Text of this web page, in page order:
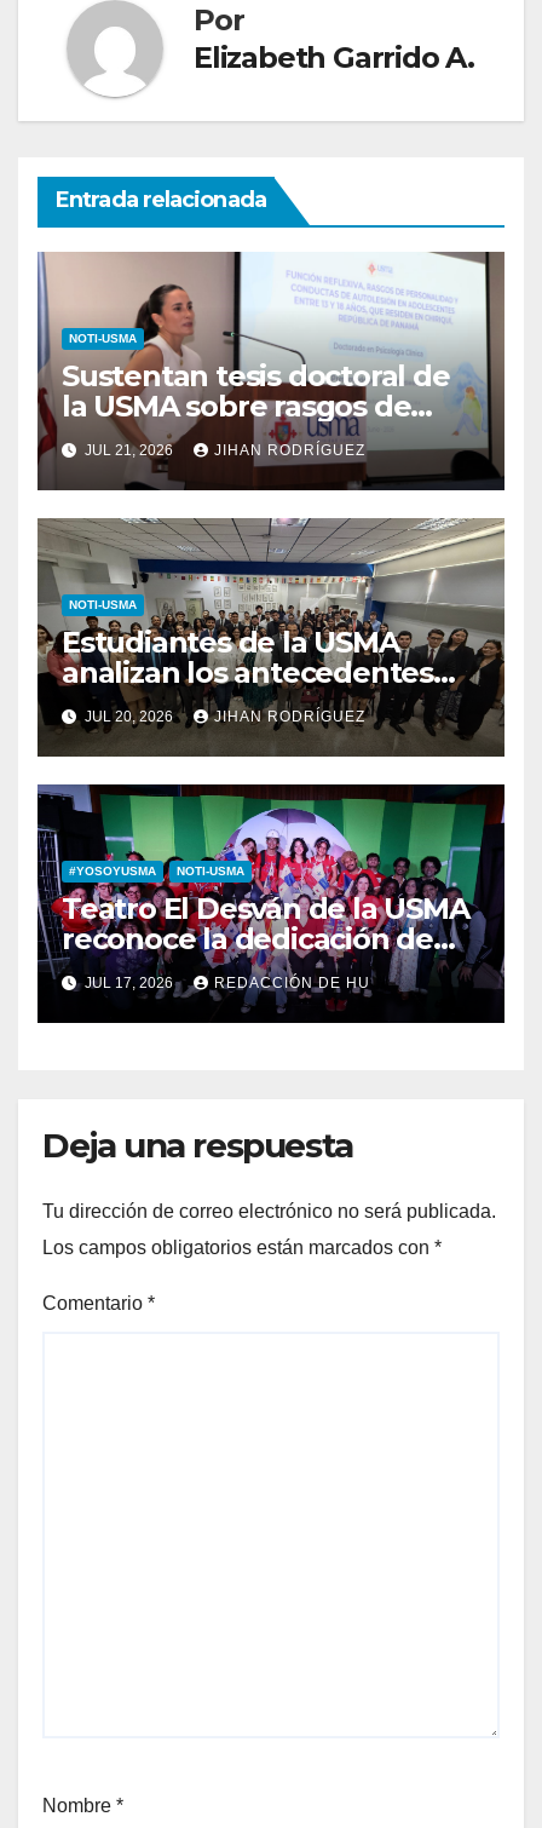
Por
Elizabeth Garrido A.
Entrada relacionada
NOTI-USMA
Sustentan tesis doctoral de
la USMA sobre rasgos de
personalidad y conductas de
autolesión en adolescentes
JUL 21, 2026 JIHAN RODRÍGUEZ
NOTI-USMA
Estudiantes de la USMA
analizan los antecedentes
del Derecho Romano junto a
diputada invitada
JUL 20, 2026 JIHAN RODRÍGUEZ
#YOSOYUSMA NOTI-USMA
Teatro El Desván de la USMA
reconoce la dedicación de
sus estudiantes en su 43
aniversario
JUL 17, 2026 REDACCIÓN DE HU
Deja una respuesta
Tu dirección de correo electrónico no será publicada.
Los campos obligatorios están marcados con *
Comentario *
Nombre *